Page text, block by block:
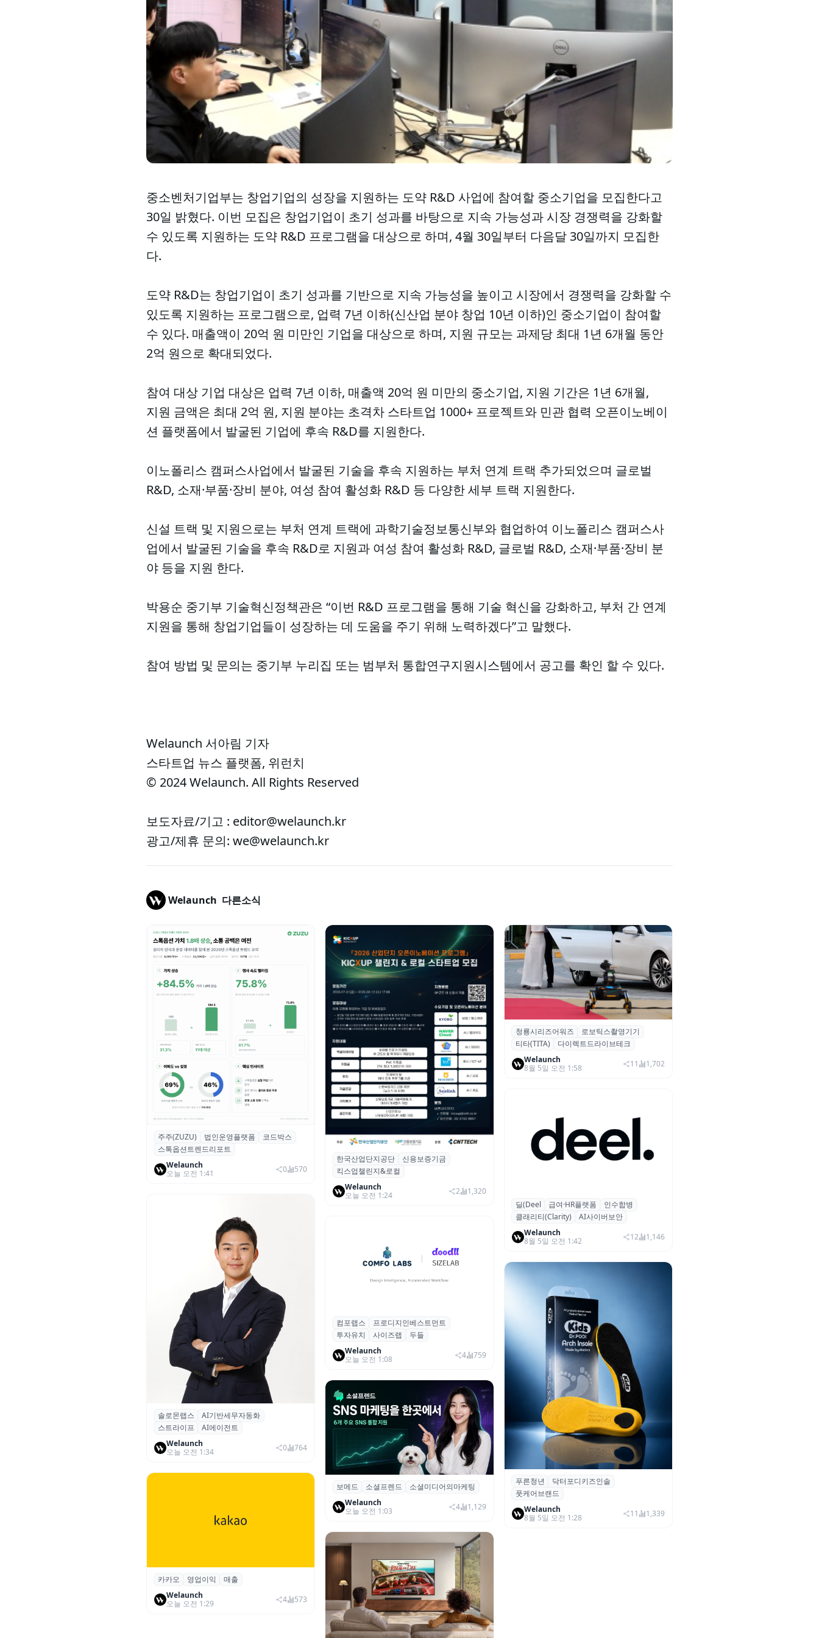
중소벤처기업부는 창업기업의 성장을 지원하는 도약 R&D 사업에 참여할 중소기업을 모집한다고
30일 밝혔다. 이번 모집은 창업기업이 초기 성과를 바탕으로 지속 가능성과 시장 경쟁력을 강화할
수 있도록 지원하는 도약 R&D 프로그램을 대상으로 하며, 4월 30일부터 다음달 30일까지 모집한
다.
도약 R&D는 창업기업이 초기 성과를 기반으로 지속 가능성을 높이고 시장에서 경쟁력을 강화할 수
있도록 지원하는 프로그램으로, 업력 7년 이하(신산업 분야 창업 10년 이하)인 중소기업이 참여할
수 있다. 매출액이 20억 원 미만인 기업을 대상으로 하며, 지원 규모는 과제당 최대 1년 6개월 동안
2억 원으로 확대되었다.
참여 대상 기업 대상은 업력 7년 이하, 매출액 20억 원 미만의 중소기업, 지원 기간은 1년 6개월,
지원 금액은 최대 2억 원, 지원 분야는 초격차 스타트업 1000+ 프로젝트와 민관 협력 오픈이노베이
션 플랫폼에서 발굴된 기업에 후속 R&D를 지원한다.
이노폴리스 캠퍼스사업에서 발굴된 기술을 후속 지원하는 부처 연계 트랙 추가되었으며 글로벌
R&D, 소재·부품·장비 분야, 여성 참여 활성화 R&D 등 다양한 세부 트랙 지원한다.
신설 트랙 및 지원으로는 부처 연계 트랙에 과학기술정보통신부와 협업하여 이노폴리스 캠퍼스사
업에서 발굴된 기술을 후속 R&D로 지원과 여성 참여 활성화 R&D, 글로벌 R&D, 소재·부품·장비 분
야 등을 지원 한다.
박용순 중기부 기술혁신정책관은 “이번 R&D 프로그램을 통해 기술 혁신을 강화하고, 부처 간 연계
지원을 통해 창업기업들이 성장하는 데 도움을 주기 위해 노력하겠다”고 말했다.
참여 방법 및 문의는 중기부 누리집 또는 범부처 통합연구지원시스템에서 공고를 확인 할 수 있다.
Welaunch 서아림 기자
스타트업 뉴스 플랫폼, 위런치
© 2024 Welaunch. All Rights Reserved
보도자료/기고 : editor@welaunch.kr
광고/제휴 문의: we@welaunch.kr
Welaunch 다른소식
스톡옵션 취소율 2년 만에
18.2%→31.3%…권리 발생 즉시 행사 비
중도 급증
주주(ZUZU) 법인운영플랫폼
코드박스
스톡옵션트렌드리포트
Welaunch
오늘 오전 1:41
0 570
솔로몬랩스, 스트라이프 출신 이창헌 영
입…절세 전략 AI 에이전트 개발 본격화
솔로몬랩스
AI기반세무자동화
스트라이프
AI에이전트
Welaunch
오늘 오전 1:34
0 764
카카오, 2026년 2분기 매출 2조985억·영
업이익 2770억…역대 분기 최대
카카오 영업이익
매출
Welaunch
오늘 오전 1:29
4 573
산단공·신보, 2026 ‘킥스업 챌린지&로컬’
참여 스타트업 모집
한국산업단지공단
신용보증기금
킥스업챌린지&로컬
Welaunch
오늘 오전 1:24
2 1,320
컴포랩스, 프로디지인베스트먼트로부터
시드 투자 유치
컴포랩스
프로디지인베스트먼트
투자유치
사이즈랩
두들
Welaunch
오늘 오전 1:08
4 759
보메드 ‘소셜프렌드’, 유튜브·인스타 등 6
개 SNS 마케팅 통합 지원
보메드 소셜프렌드
소셜미디어의마케팅
Welaunch
오늘 오전 1:03
4 1,129
청룡시리즈어워즈 레드카펫에 등장한 바
퀴형 이족 보행 로봇 ‘티타(TITA)’
청룡시리즈어워즈
로보틱스촬영기기
티타(TITA)
다이렉트드라이브테크
Welaunch
8월 5일 오전 1:58
11 1,702
글로벌 HR 플랫폼 딜(Deel), ARR 15억
달러 돌파…AI 보안 역량 강화
딜(Deel 급여·HR플랫폼
인수합병
클래리티(Clarity)
AI사이버보안
Welaunch
8월 5일 오전 1:42
12 1,146
푸른청년, 성장기 아동 발 건강 위한 ‘닥
터포디 키즈 인솔’ 출시
푸른청년
닥터포디키즈인솔
풋케어브랜드
Welaunch
8월 5일 오전 1:28
11 1,339